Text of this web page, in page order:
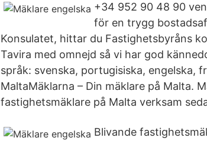
+34 952 90 48 90
för en trygg
Konsulatet, hittar du Fastighetsbyråns
Tavira med omnejd så vi har god
språk: svenska, portugisiska, engelska,
MaltaMäklarna – Din mäklare på Malta.
fastighetsmäklare på Malta verksam
Blivande